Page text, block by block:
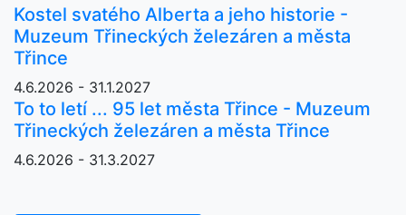
Kostel svatého Alberta a jeho historie -
Muzeum Třineckých železáren a města
Třince
4.6.2026 - 31.1.2027
To to letí ... 95 let města Třince - Muzeum
Třineckých železáren a města Třince
4.6.2026 - 31.3.2027